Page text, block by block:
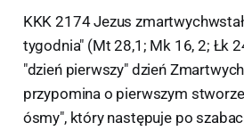
KKK 2174 Jezus
tygodnia" (Mt 28,1; Mk 16, 2; Łk
"dzień pierwszy" dzień
przypomina o pierwszym
ósmy", który następuje po